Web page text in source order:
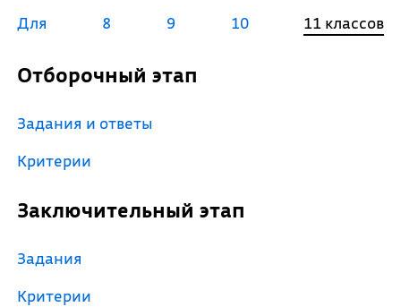
Для 8 9 10 11 классов
Отборочный этап
Задания и ответы
Критерии
Заключительный этап
Задания
Критерии